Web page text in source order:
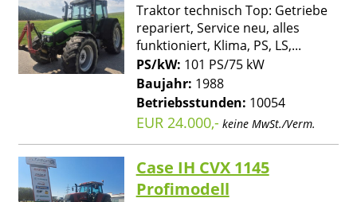
Traktor technisch Top: Getriebe
repariert, Service neu, alles
funktioniert, Klima, PS, LS,...
PS/kW: 101 PS/75 kW
Baujahr: 1988
Betriebsstunden: 10054
EUR 24.000,- keine MwSt./Verm.
Case IH CVX 1145
Profimodell